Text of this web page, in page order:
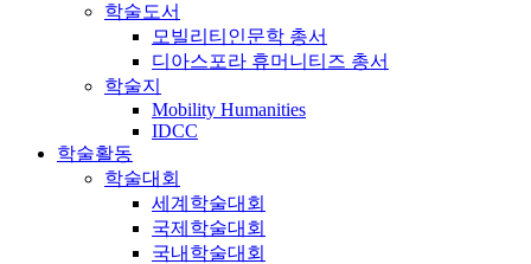
학술도서
모빌리티인문학 총서
디아스포라 휴머니티즈 총서
학술지
Mobility Humanities
IDCC
학술활동
학술대회
세계학술대회
국제학술대회
국내학술대회